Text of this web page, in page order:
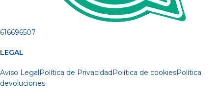
616696507
LEGAL
Aviso LegalPolítica de PrivacidadPolítica de cookiesPolítica
devoluciones